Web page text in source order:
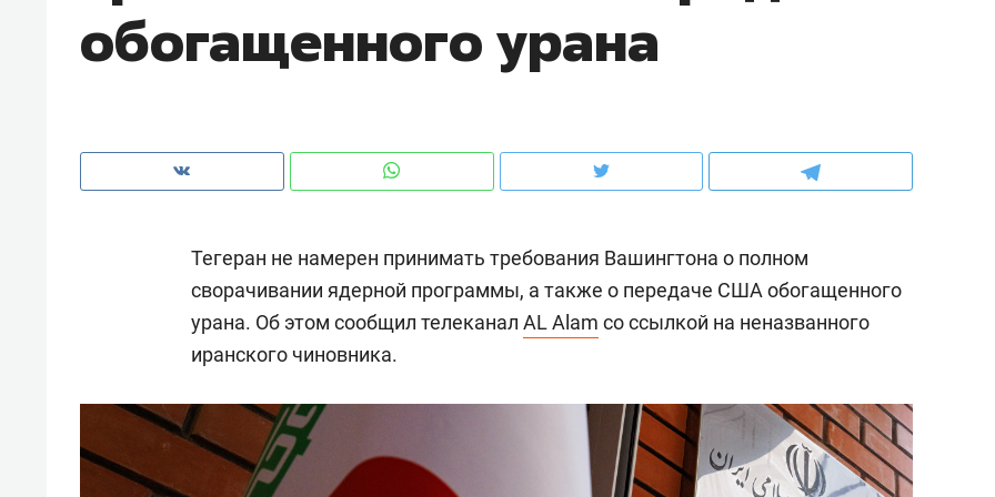
обогащенного урана
Тегеран не намерен принимать требования Вашингтона о полном
сворачивании ядерной программы, а также о передаче США обогащенного
урана. Об этом сообщил телеканал AL Alam со ссылкой на неназванного
иранского чиновника.
чем интересен Оман?
клиентах и чудных запросах мастеров
Рекомендуем
Как ГК «МИР ГРУПП» и ВТБ
создают оазис жилого
комфорта под Казанью
Рекомендуем
150 камер до квартиры и Face
ID вместо ключа: какой будет
безопасность в ЖК «Нова»
Рекомендуем
Опыт выживания в
природе, работа
с ментальным и